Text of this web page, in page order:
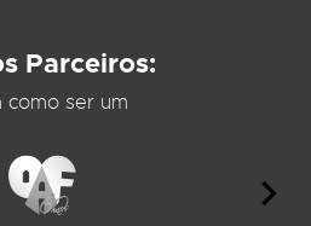
Parceiros:
como ser um